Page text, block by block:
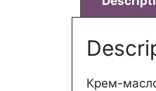
Крем-масло